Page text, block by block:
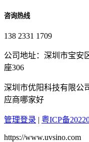
咨询热线
138 2331 1709
公司地址：深圳市宝安
座306
深圳市优阳科技有限公
应商哪家好
管理登录 | 粤ICP备
https://www.uvsino.com